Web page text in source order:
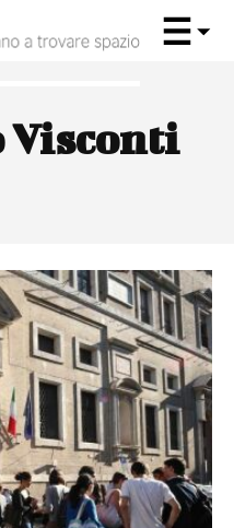
Visconti